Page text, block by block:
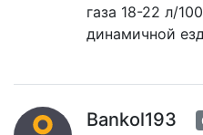
газа 18-22 л/
динамичной
Bankol193